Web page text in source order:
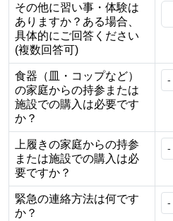
その他に習い事・体験は
ありますか？ある場合、
具体的にご回答ください
(複数回答可)
食器（皿・コップなど）
の家庭からの持参または
施設での購入は必要です
か？
上履きの家庭からの持参
または施設での購入は必
要ですか？
緊急の連絡方法は何です
か？